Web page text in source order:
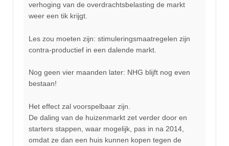
verhoging van de overdrachtsbelasting de markt
weer een tik krijgt.
Les zou moeten zijn: stimuleringsmaatregelen zijn
contra-productief in een dalende markt.
Nog geen vier maanden later: NHG blijft nog even
bestaan!
Het effect zal voorspelbaar zijn.
De daling van de huizenmarkt zet verder door en
starters stappen, waar mogelijk, pas in na 2014,
omdat ze dan een huis kunnen kopen tegen de